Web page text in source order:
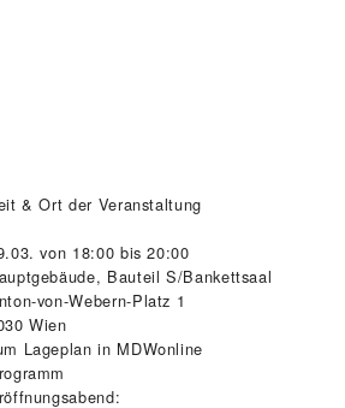
& Ort der Veranstaltung
von 18:00 bis 20:00
Bauteil S/Bankettsaal
von-Webern-Platz 1
Wien
Lageplan in MDWonline